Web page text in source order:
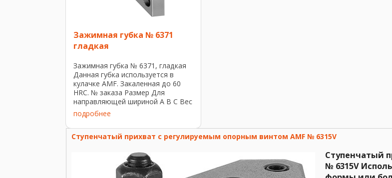
Зажимная губка № 6371
гладкая
Зажимная губка № 6371, гладкая
Данная губка используется в
кулачке AMF. Закаленная до 60
HRC. № заказа Размер Для
направляющей шириной А В С Вес
[г] 300947 4105-50-04 50 49 4 17 21
266601 4106-50-09 50 49 9 17 51
300962 4115-80-04 80 78 4 22 46 ...
подробнее
Ступенчатый прихват с регулируемым опорным винтом AMF № 6315V
Ступенчатый
№ 6315V